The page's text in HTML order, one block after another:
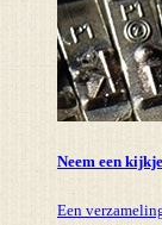
Neem een
Een